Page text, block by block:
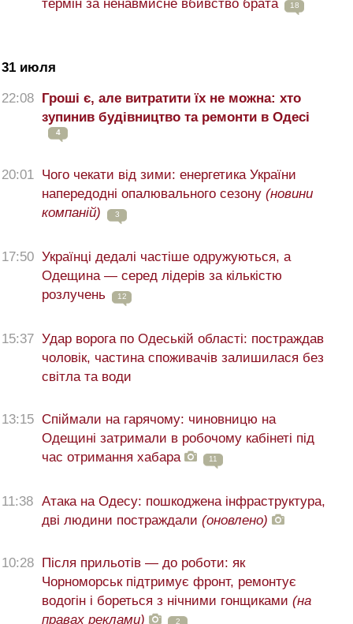
термін за ненавмисне вбивство брата
18
31 июля
22:08 Гроші є, але витратити їх не можна: хто
зупинив будівництво та ремонти в Одесі
4
20:01
Чого чекати від зими: енергетика України
напередодні опалювального сезону (новини
компаній)
3
17:50 Українці дедалі частіше одружуються, а
Одещина — серед лідерів за кількістю
розлучень
12
15:37 Удар ворога по Одеській області: постраждав
чоловік, частина споживачів залишилася без
світла та води
13:15 Спіймали на гарячому: чиновницю на
Одещині затримали в робочому кабінеті під
час отримання хабара
11
11:38 Атака на Одесу: пошкоджена інфраструктура,
дві людини постраждали (оновлено)
10:28 Після прильотів — до роботи: як
Чорноморськ підтримує фронт, ремонтує
водогін і бореться з нічними гонщиками (на
правах реклами)
2